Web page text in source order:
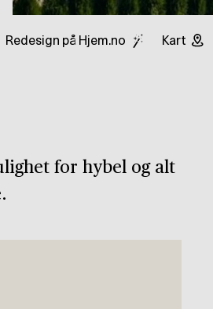
Redesign på Hjem.no Kart
for hybel og alt